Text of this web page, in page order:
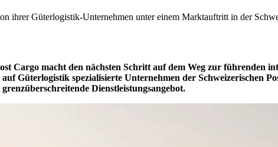
ihrer Güterlogistik-Unternehmen unter einem Marktauftritt in der
Cargo macht den nächsten Schritt auf dem Weg zur
auf Güterlogistik spezialisierte Unternehmen der
Dienstleistungsangebot.